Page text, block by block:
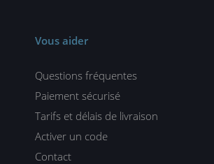
Vous aider
Questions fréquentes
Paiement sécurisé
Tarifs et délais de livraison
Activer un code
Contact